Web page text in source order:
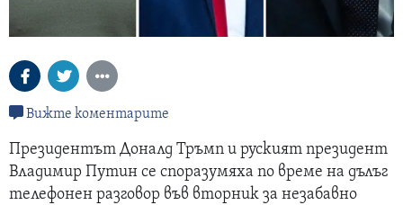
Вижте коментарите
Президентът Доналд Тръмп и руският президент
Владимир Путин се споразумяха по време на дълъг
телефонен разговор във вторник за незабавно